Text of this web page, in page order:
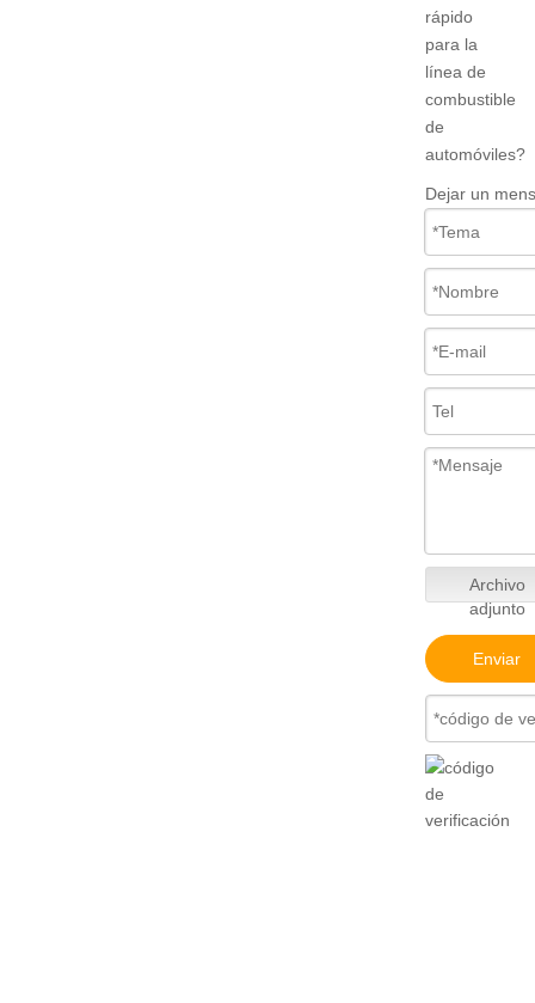
rápido
para la
línea de
combustible
de
automóviles?
Dejar un
Archivo
adjunto
Enviar